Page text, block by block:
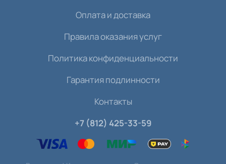
Оплата и доставка
Правила оказания услуг
Политика конфиденциальности
Гарантия подлинности
Контакты
+7 (812) 425-33-59